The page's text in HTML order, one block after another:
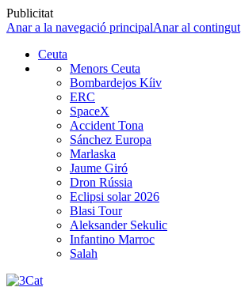
Publicitat
Anar a la navegació principalAnar al contingut
Ceuta
Menors Ceuta
Bombardejos Kíiv
ERC
SpaceX
Accident Tona
Sánchez Europa
Marlaska
Jaume Giró
Dron Rússia
Eclipsi solar 2026
Blasi Tour
Aleksander Sekulic
Infantino Marroc
Salah